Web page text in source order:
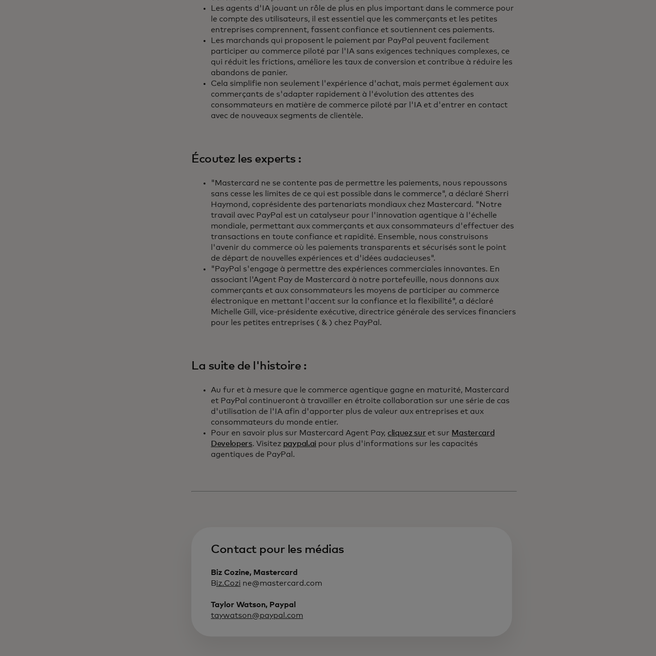
Les agents d'IA jouant un rôle de plus en plus important dans le commerce pour
le compte des utilisateurs, il est essentiel que les commerçants et les petites
entreprises comprennent, fassent confiance et soutiennent ces paiements.
Les marchands qui proposent le paiement par PayPal peuvent facilement
participer au commerce piloté par l'IA sans exigences techniques complexes, ce
qui réduit les frictions, améliore les taux de conversion et contribue à réduire les
abandons de panier.
Cela simplifie non seulement l'expérience d'achat, mais permet également aux
commerçants de s'adapter rapidement à l'évolution des attentes des
consommateurs en matière de commerce piloté par l'IA et d'entrer en contact
avec de nouveaux segments de clientèle.
Écoutez les experts :
"Mastercard ne se contente pas de permettre les paiements, nous repoussons
sans cesse les limites de ce qui est possible dans le commerce", a déclaré Sherri
Haymond, coprésidente des partenariats mondiaux chez Mastercard. "Notre
travail avec PayPal est un catalyseur pour l'innovation agentique à l'échelle
mondiale, permettant aux commerçants et aux consommateurs d'effectuer des
transactions en toute confiance et rapidité. Ensemble, nous construisons
l'avenir du commerce où les paiements transparents et sécurisés sont le point
de départ de nouvelles expériences et d'idées audacieuses".
"PayPal s'engage à permettre des expériences commerciales innovantes. En
associant l'Agent Pay de Mastercard à notre portefeuille, nous donnons aux
commerçants et aux consommateurs les moyens de participer au commerce
électronique en mettant l'accent sur la confiance et la flexibilité", a déclaré
Michelle Gill, vice-présidente exécutive, directrice générale des services financiers
pour les petites entreprises ( & ) chez PayPal.
La suite de l'histoire :
Au fur et à mesure que le commerce agentique gagne en maturité, Mastercard
et PayPal continueront à travailler en étroite collaboration sur une série de cas
d'utilisation de l'IA afin d'apporter plus de valeur aux entreprises et aux
consommateurs du monde entier.
Pour en savoir plus sur Mastercard Agent Pay, cliquez suret sur Mastercard
Developers. Visitez paypal.ai pour plus d'informations sur les capacités
agentiques de PayPal.
Contact pour les médias
Biz Cozine, Mastercard
Biz.Cozi ne@mastercard.com
Taylor Watson, Paypal
taywatson@paypal.com